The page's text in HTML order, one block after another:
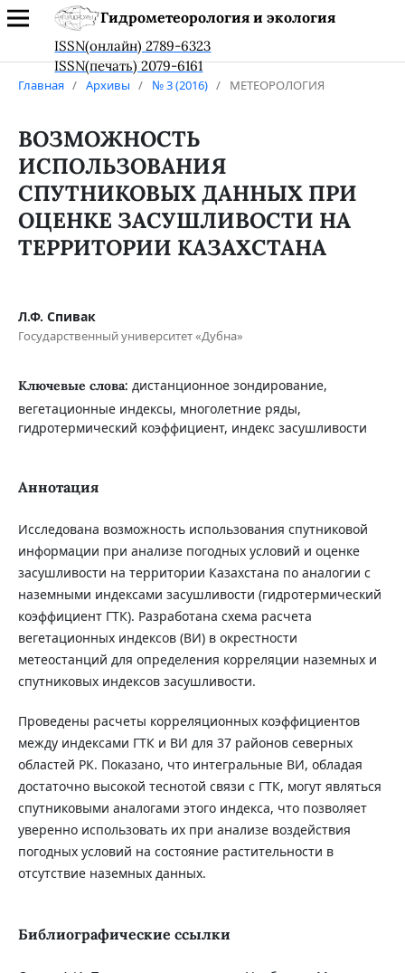
Гидрометеорология и экология
ISSN(онлайн) 2789-6323
ISSN(печать) 2079-6161
Главная / Архивы / № 3 (2016) / МЕТЕОРОЛОГИЯ
ВОЗМОЖНОСТЬ
ИСПОЛЬЗОВАНИЯ
СПУТНИКОВЫХ ДАННЫХ ПРИ
ОЦЕНКЕ ЗАСУШЛИВОСТИ НА
ТЕРРИТОРИИ КАЗАХСТАНА
Л.Ф. Спивак
Государственный университет «Дубна»
Ключевые слова: дистанционное зондирование,
вегетационные индексы, многолетние ряды,
гидротермический коэффициент, индекс засушливости
Аннотация
Исследована возможность использования спутниковой
информации при анализе погодных условий и оценке
засушливости на территории Казахстана по аналогии с
наземными индексами засушливости (гидротермический
коэффициент ГТК). Разработана схема расчета
вегетационных индексов (ВИ) в окрестности
метеостанций для определения корреляции наземных и
спутниковых индексов засушливости.
Проведены расчеты корреляционных коэффициентов
между индексами ГТК и ВИ для 37 районов северных
областей РК. Показано, что интегральные ВИ, обладая
достаточно высокой теснотой связи с ГТК, могут являться
спутниковыми аналогами этого индекса, что позволяет
уверенно использовать их при анализе воздействия
погодных условий на состояние растительности в
отсутствие наземных данных.
Библиографические ссылки